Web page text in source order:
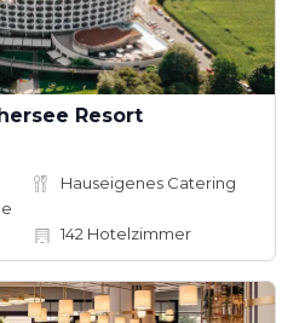
Resort
Hauseigenes Catering
142 Hotelzimmer